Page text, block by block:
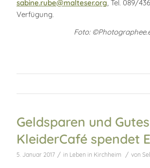
sabine.rube@malteser.org , Tel. 089/
Verfügung.
Foto:
Geldsparen und
KleiderCafé spendet
5. Januar 2017 / in Leben in Kirchheim / von